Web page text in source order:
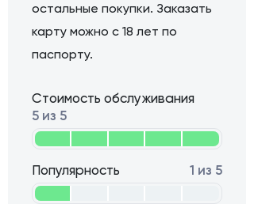
остальные покупки. Заказать
карту можно с 18 лет по
паспорту.
Стоимость обслуживания
5 из 5
Популярность 1 из 5